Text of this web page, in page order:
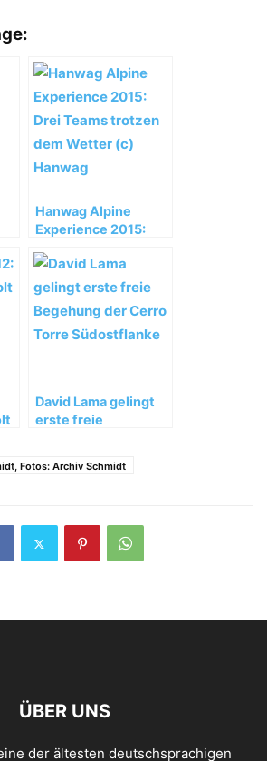
Hanwag Alpine
Experience 2015:
dem Wetter
David Lama gelingt
erste freie
Fotos: Archiv Schmidt
ÜBER UNS
der ältesten deutschsprachigen